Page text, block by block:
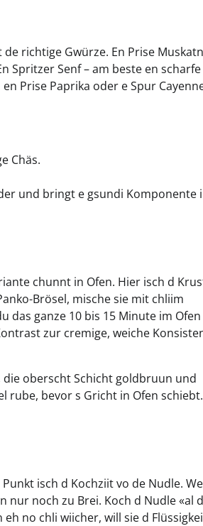
richtige Gwürze. En Prise
Spritzer Senf – am beste en scharfe
Prise Paprika oder e Spur
Chäs.
und bringt e gsundi Komponente
chunnt in Ofen. Hier isch d
Brösel, mische sie mit chliim
das ganze 10 bis 15 Minute im
zur cremige, weiche
die oberscht Schicht goldbruun und
rube, bevor s Gricht in Ofen
isch d Kochziit vo de Nudle.
nur noch zu Brei. Koch d Nudle «al
no chli wiicher, will sie d